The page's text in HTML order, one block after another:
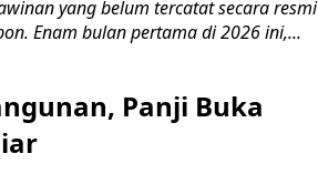
yang belum tercatat secara resmi
Enam bulan pertama di 2026 ini,...
Panji Buka